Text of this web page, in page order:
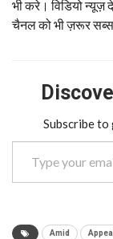
भी करे। विडियो न्यूज़
चैनल को भी ज़रूर
Subscribe
Type your email…
Amid